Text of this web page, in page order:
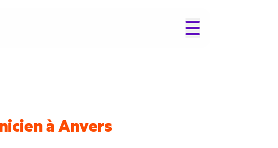
à Anvers